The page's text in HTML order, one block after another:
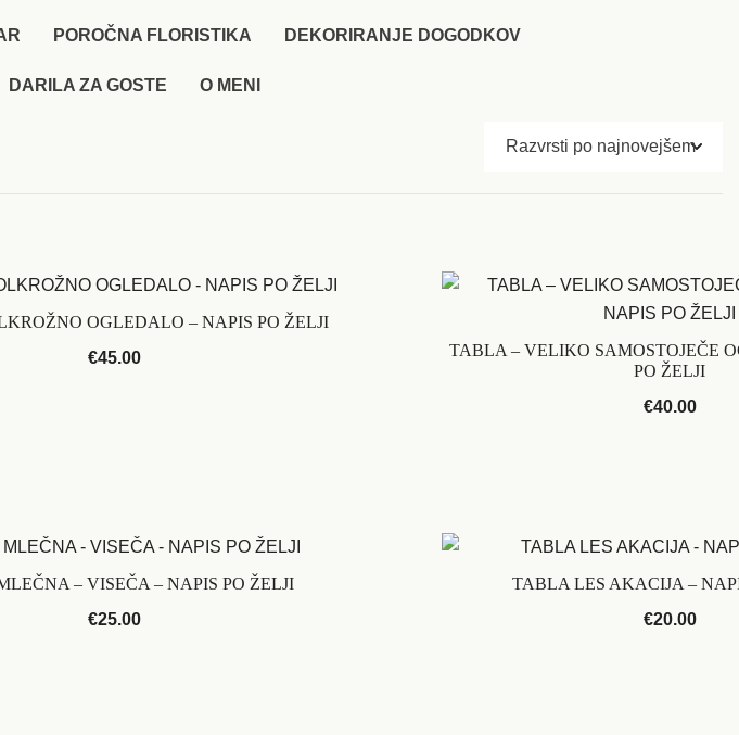
POROČNA FLORISTIKA DEKORIRANJE DOGODKOV
DARILA ZA GOSTE O MENI
OGLEDALO – NAPIS PO ŽELJI
€45.00
TABLA – VELIKO SAMOSTOJEČE
PO ŽELJI
€40.00
– VISEČA – NAPIS PO ŽELJI
€25.00
TABLA LES AKACIJA –
€20.00